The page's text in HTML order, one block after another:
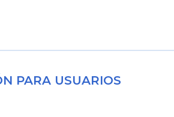
PARA USUARIOS